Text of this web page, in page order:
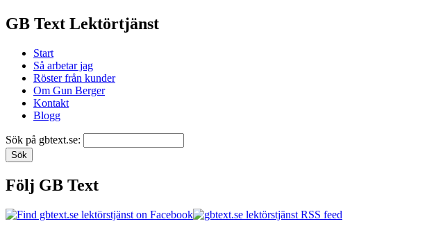
GB Text Lektörtjänst
Start
Så arbetar jag
Röster från kunder
Om Gun Berger
Kontakt
Blogg
Sök på gbtext.se:
Följ GB Text